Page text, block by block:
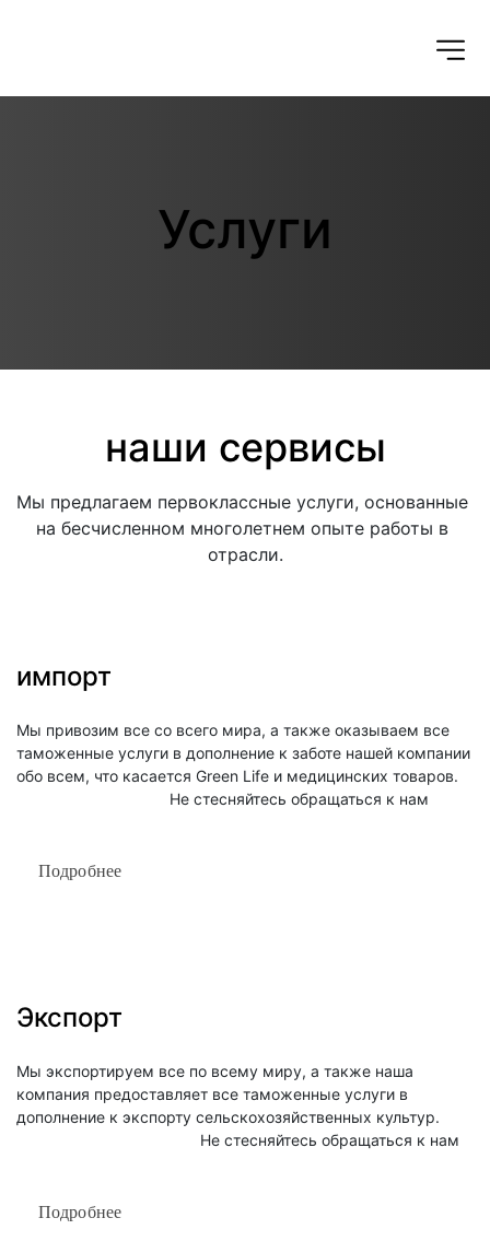
Услуги
наши сервисы
Мы предлагаем первоклассные услуги, основанные
на бесчисленном многолетнем опыте работы в
отрасли.
импорт
Мы привозим все со всего мира, а также оказываем все
таможенные услуги в дополнение к заботе нашей компании
обо всем, что касается Green Life и медицинских товаров.
                                   Не стесняйтесь обращаться к нам
Подробнее
Экспорт
Мы экспортируем все по всему миру, а также наша
компания предоставляет все таможенные услуги в
дополнение к экспорту сельскохозяйственных культур.
                                          Не стесняйтесь обращаться к нам
Подробнее